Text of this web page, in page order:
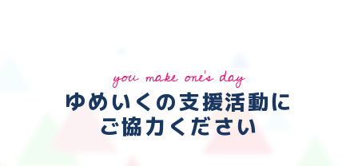
you make one's day
ゆめいくの支援活動に
ご協力ください